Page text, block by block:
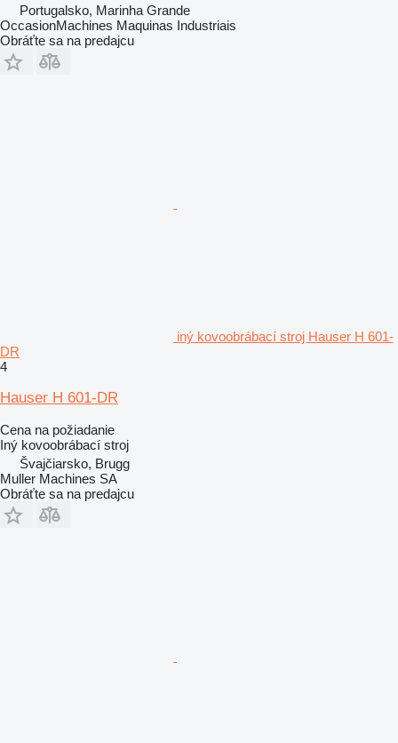
Portugalsko, Marinha Grande
OccasionMachines Maquinas Industriais
Obráťte sa na predajcu
iný kovoobrábací stroj Hauser H 601-
DR
4
Hauser H 601-DR
Cena na požiadanie
Iný kovoobrábací stroj
Švajčiarsko, Brugg
Muller Machines SA
Obráťte sa na predajcu